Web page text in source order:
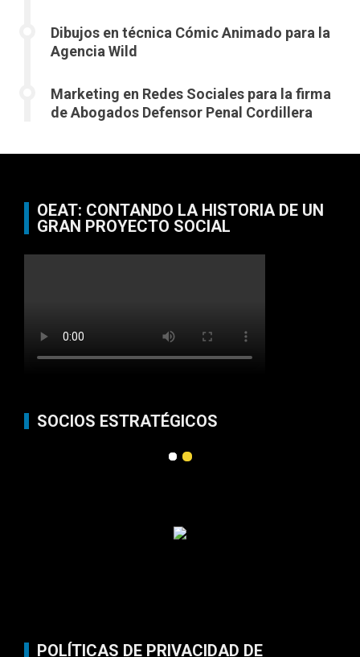
Dibujos en técnica Cómic Animado para la
Agencia Wild
Marketing en Redes Sociales para la firma
de Abogados Defensor Penal Cordillera
OEAT: CONTANDO LA HISTORIA DE UN
GRAN PROYECTO SOCIAL
SOCIOS ESTRATÉGICOS
POLÍTICAS DE PRIVACIDAD DE